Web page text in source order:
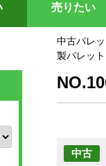
売りたい
中古パレ
製パレッ
中古